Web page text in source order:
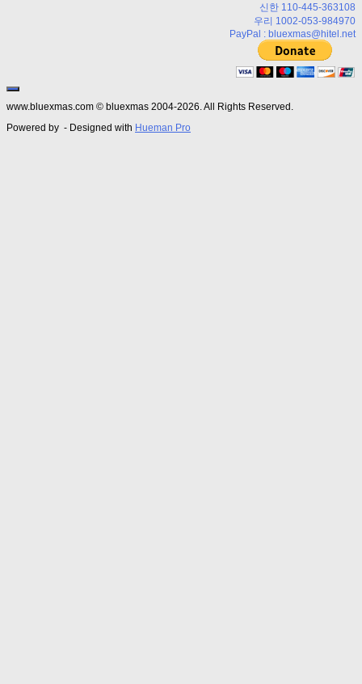
신한 110-445-363108
우리 1002-053-984970
PayPal : bluexmas@hitel.net
www.bluexmas.com © bluexmas 2004-2026. All Rights Reserved.
Powered by - Designed with Hueman Pro